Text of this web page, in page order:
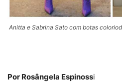
Anitta e Sabrina Sato com botas
Por Rosângela Espinossi